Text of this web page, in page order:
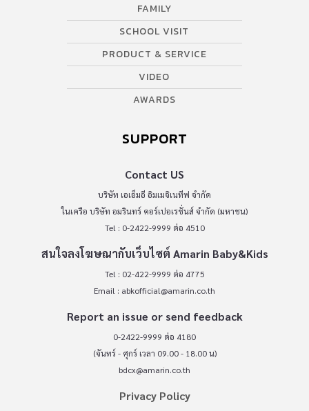
FAMILY
SCHOOL VISIT
PRODUCT & SERVICE
VIDEO
AWARDS
SUPPORT
Contact US
บริษัท เอเอ็มอี อิมเมจิเนทีฟ จำกัด
ในเครือ บริษัท อมรินทร์ คอร์เปอเรชั่นส์ จำกัด (มหาชน)
Tel : 0-2422-9999 ต่อ 4510
สนใจลงโฆษณากับเว็บไซต์ Amarin Baby&Kids
Tel : 02-422-9999 ต่อ 4775
Email : abkofficial@amarin.co.th
Report an issue or send feedback
0-2422-9999 ต่อ 4180
(จันทร์ - ศุกร์ เวลา 09.00 - 18.00 น)
bdcx@amarin.co.th
Privacy Policy